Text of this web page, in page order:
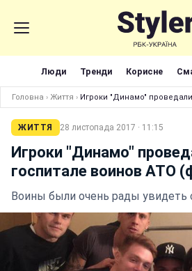
Люди Тренди Корисне
Головна › Життя › Игроки "Динамо"
ЖИТТЯ 28 листопада 2017 · 11:15
Игроки "Динамо"
госпитале воинов АТО
Воины были очень рады увидеть